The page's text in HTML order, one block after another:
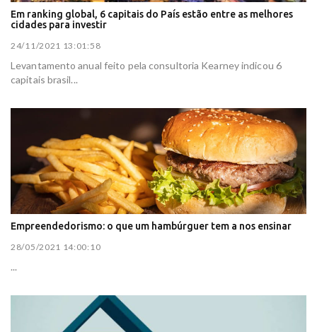
Em ranking global, 6 capitais do País estão entre as melhores
cidades para investir
24/11/2021 13:01:58
Levantamento anual feito pela consultoria Kearney indicou 6
capitais brasil...
Empreendedorismo: o que um hambúrguer tem a nos ensinar
28/05/2021 14:00:10
...